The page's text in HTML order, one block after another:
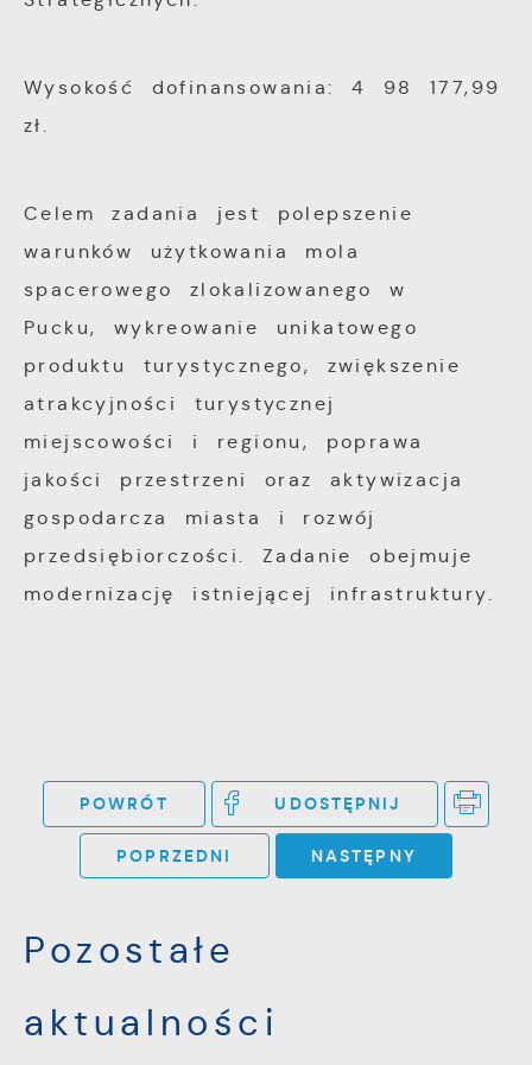
Wysokość dofinansowania: 4 98 177,99
zł.
Celem zadania jest polepszenie
warunków użytkowania mola
spacerowego zlokalizowanego w
Pucku, wykreowanie unikatowego
produktu turystycznego, zwiększenie
atrakcyjności turystycznej
miejscowości i regionu, poprawa
jakości przestrzeni oraz aktywizacja
gospodarcza miasta i rozwój
przedsiębiorczości. Zadanie obejmuje
modernizację istniejącej infrastruktury.
POWRÓT UDOSTĘPNIJ
POPRZEDNI NASTĘPNY
Pozostałe
aktualności